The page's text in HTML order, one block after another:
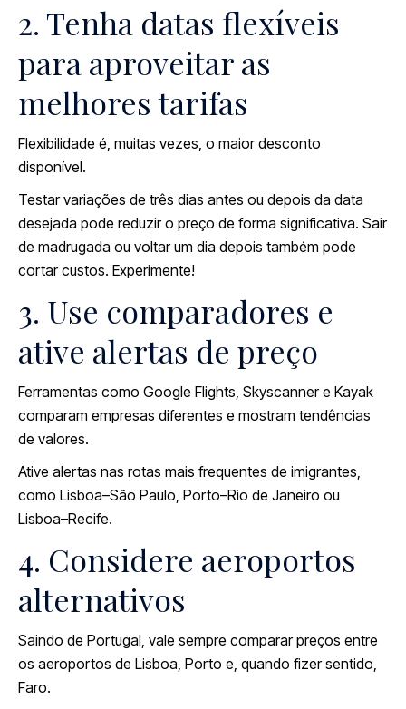
2. Tenha datas flexíveis
para aproveitar as
melhores tarifas
Flexibilidade é, muitas vezes, o maior desconto
disponível.
Testar variações de três dias antes ou depois da data
desejada pode reduzir o preço de forma significativa. Sair
de madrugada ou voltar um dia depois também pode
cortar custos. Experimente!
3. Use comparadores e
ative alertas de preço
Ferramentas como Google Flights, Skyscanner e Kayak
comparam empresas diferentes e mostram tendências
de valores.
Ative alertas nas rotas mais frequentes de imigrantes,
como Lisboa–São Paulo, Porto–Rio de Janeiro ou
Lisboa–Recife.
4. Considere aeroportos
alternativos
Saindo de Portugal, vale sempre comparar preços entre
os aeroportos de Lisboa, Porto e, quando fizer sentido,
Faro.